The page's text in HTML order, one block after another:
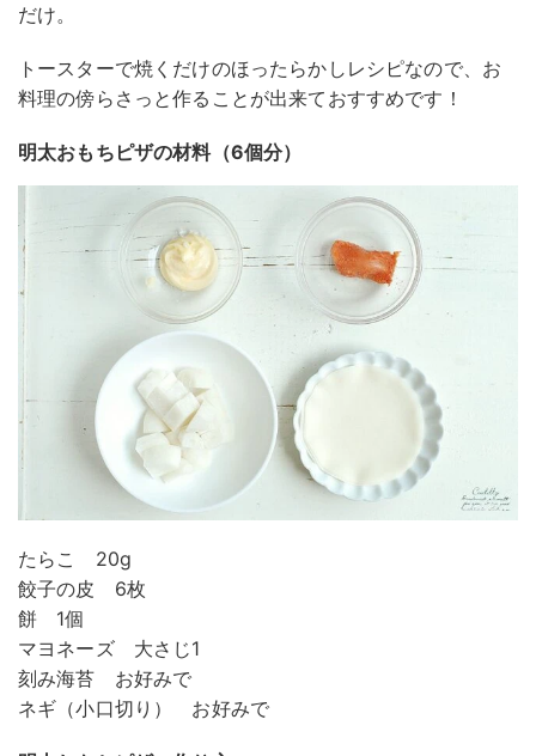
だけ。
トースターで焼くだけのほったらかしレシピなので、お
料理の傍らさっと作ることが出来ておすすめです！
明太おもちピザの材料（6個分）
たらこ 20g
餃子の皮 6枚
餅 1個
マヨネーズ 大さじ1
刻み海苔 お好みで
ネギ（小口切り） お好みで